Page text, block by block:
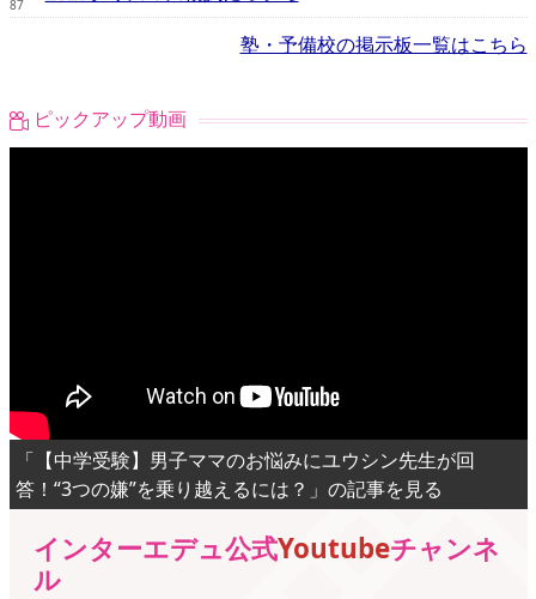
87
塾・予備校の掲示板一覧はこちら
ピックアップ動画
「【中学受験】男子ママのお悩みにユウシン先生が回
答！“3つの嫌”を乗り越えるには？」の記事を見る
インターエデュ公式Youtubeチャンネ
ル